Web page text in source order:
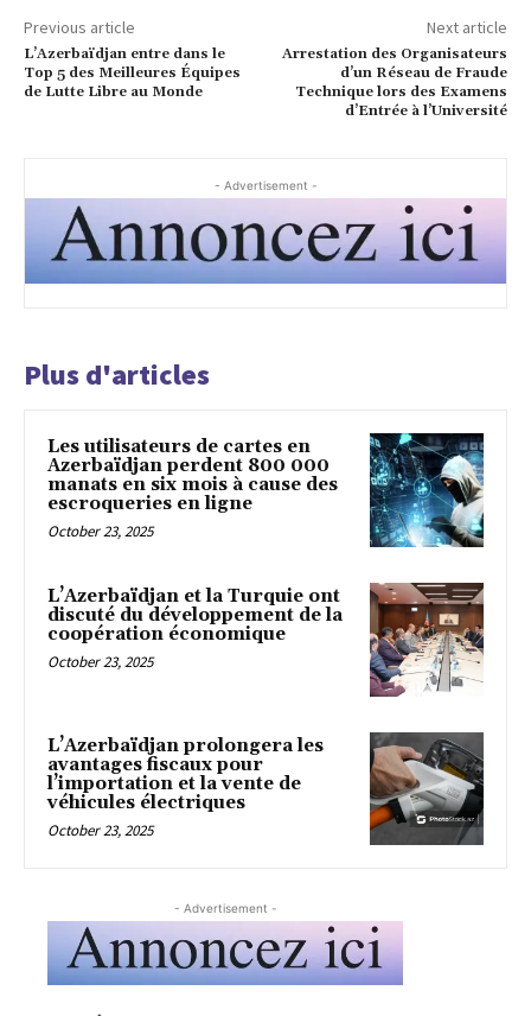
Previous article
L’Azerbaïdjan entre dans le
Top 5 des Meilleures Équipes
de Lutte Libre au Monde
Next article
Arrestation des Organisateurs
d’un Réseau de Fraude
Technique lors des Examens
d’Entrée à l’Université
- Advertisement -
Plus d'articles
Les utilisateurs de cartes en
Azerbaïdjan perdent 800 000
manats en six mois à cause des
escroqueries en ligne
October 23, 2025
L’Azerbaïdjan et la Turquie ont
discuté du développement de la
coopération économique
October 23, 2025
L’Azerbaïdjan prolongera les
avantages fiscaux pour
l’importation et la vente de
véhicules électriques
October 23, 2025
- Advertisement -